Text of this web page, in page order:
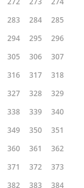
283 284
285
294 295
296
305 306
307
316 317
318
327 328
329
338 339
340
349 350
351
360 361
362
371 372
373
382 383 384